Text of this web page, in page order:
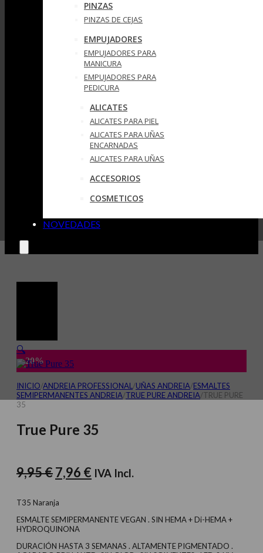
PINZAS
PINZAS DE CEJAS
EMPUJADORES
EMPUJADORES PARA
MANICURA
EMPUJADORES PARA
PEDICURA
ALICATES
ALICATES PARA PIEL
ALICATES PARA UÑAS
ENCARNADAS
ALICATES PARA UÑAS
ACCESORIOS
COSMETICOS
NOVEDADES
-20%
🔍
INICIO/ANDREIA PROFESSIONAL /UÑAS ANDREIA/ESMALTES
SEMIPERMANENTES ANDREIA/TRUE PURE ANDREIA/TRUE PURE
35
True Pure 35
9,95€El
original
era:
9,95 €.
7,96 € El
es:
IVA Incl.
T35 Naranja
ESMALTE SEMIPERMANENTE VEGAN . SIN HEMA + Di-HEMA +
HYDROQUINONA
DURACIÓN HASTA 3 SEMANAS . ALTAMENTE PIGMENTADO .